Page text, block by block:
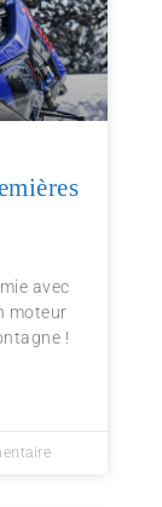
avec
moteur
!